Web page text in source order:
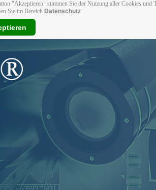
"Akzeptieren" stimmen Sie der Nutzung aller Cookies und
Sie im Bereich Datenschutz